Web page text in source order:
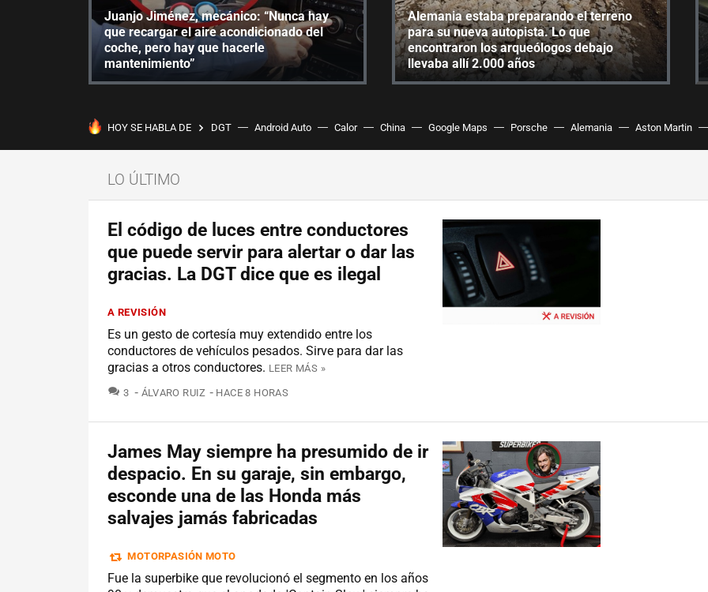
Juanjo Jiménez, mecánico: “Nunca hay
que recargar el aire acondicionado del
coche, pero hay que hacerle
mantenimiento”
Alemania estaba preparando el terreno
para su nueva autopista. Lo que
encontraron los arqueólogos debajo
llevaba allí 2.000 años
HOY SE HABLA DE DGT Android Auto Calor China Google Maps Porsche Alemania Aston Martin
LO ÚLTIMO
El código de luces entre conductores
que puede servir para alertar o dar las
gracias. La DGT dice que es ilegal
A REVISIÓN
Es un gesto de cortesía muy extendido entre los
conductores de vehículos pesados. Sirve para dar las
gracias a otros conductores. LEER MÁS »
3 COMENTARIOS
ÁLVARO RUIZ HACE 8 HORAS
James May siempre ha presumido de ir
despacio. En su garaje, sin embargo,
esconde una de las Honda más
salvajes jamás fabricadas
MOTORPASIÓN MOTO
Fue la superbike que revolucionó el segmento en los años